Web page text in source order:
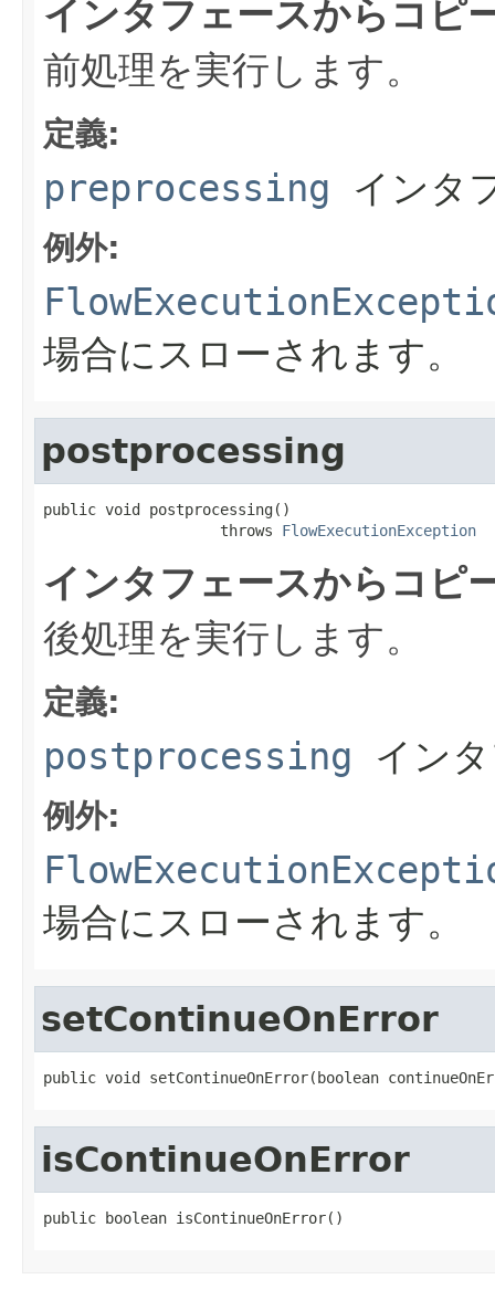
インタフェースからコピ
前処理を実行します。
定義:
preprocessing インタ
例外:
場合にスローされます。
postprocessing
public void postprocessing()
                    throws
FlowExecutionException
インタフェースからコピ
後処理を実行します。
定義:
postprocessing イン
例外:
場合にスローされます。
setContinueOnError
public void setContinueOnError(boolean
isContinueOnError
public boolean isContinueOnError()